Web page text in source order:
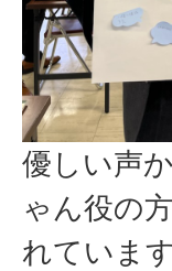
優しい声
ゃん役の
れています